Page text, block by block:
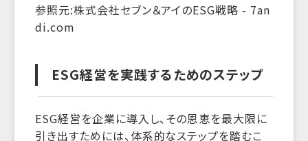
参照元:株式会社セブン＆アイのESG戦略 - 7an
di.com
ESG経営を実践するためのステップ
ESG経営を企業に導入し、その恩恵を最大限に
引き出すためには、体系的なステップを踏むこ